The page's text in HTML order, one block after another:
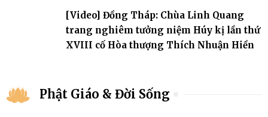
[Video] Đồng Tháp: Chùa Linh Quang
trang nghiêm tưởng niệm Húy kị lần thứ
XVIII cố Hòa thượng Thích Nhuận Hiền
Phật Giáo & Đời Sống